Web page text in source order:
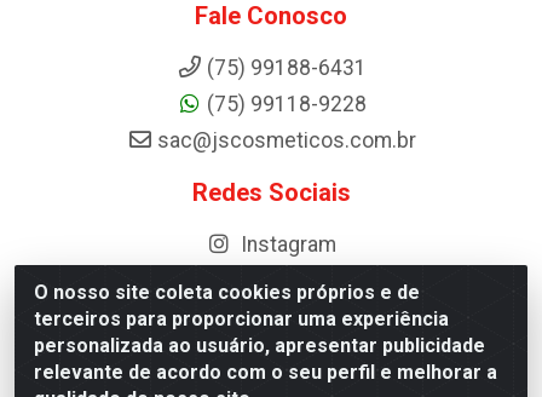
O nosso site coleta cookies próprios e de
terceiros para proporcionar uma experiência
personalizada ao usuário, apresentar publicidade
relevante de acordo com o seu perfil e melhorar a
Fale Conosco
(75) 99188-6431
(75) 99118-9228
sac@jscosmeticos.com.br
Redes Sociais
Instagram
Distribuidora de Cosméticos Antoneto LTDA - BA-052,
km 87 - Industrial, Ipirá - BA, 44600-000 - CNPJ